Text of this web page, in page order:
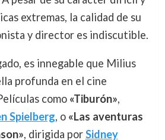
extremas, la calidad de su
y director es indiscutible.
es innegable que Milius
profunda en el cine
como «Tiburón»,
Spielberg, o «Las aventuras
, dirigida porSidney